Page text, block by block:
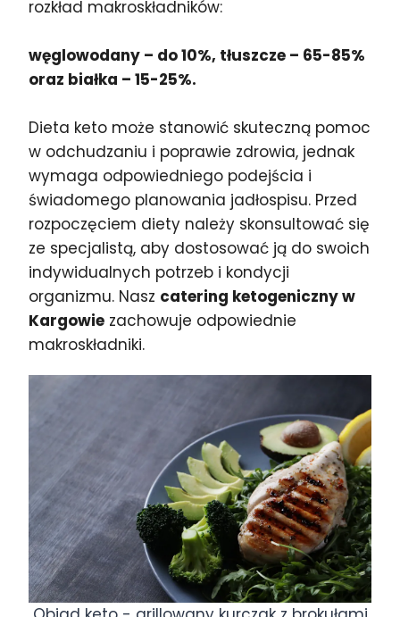
rozkład makroskładników:
węglowodany – do 10%, tłuszcze – 65-85%
oraz białka – 15-25%.
Dieta keto może stanowić skuteczną pomoc
w odchudzaniu i poprawie zdrowia, jednak
wymaga odpowiedniego podejścia i
świadomego planowania jadłospisu. Przed
rozpoczęciem diety należy skonsultować się
ze specjalistą, aby dostosować ją do swoich
indywidualnych potrzeb i kondycji
organizmu. Nasz catering ketogeniczny w
Kargowie zachowuje odpowiednie
makroskładniki.